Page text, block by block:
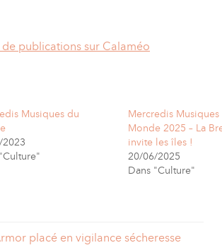
de publications sur Calaméo
Musiques du
Mercredis Musiques
Monde 2025 – La
invite les îles !
20/06/2025
Dans "Culture"
placé en vigilance sécheresse